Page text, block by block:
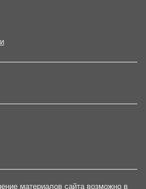
материалов сайта возможно в